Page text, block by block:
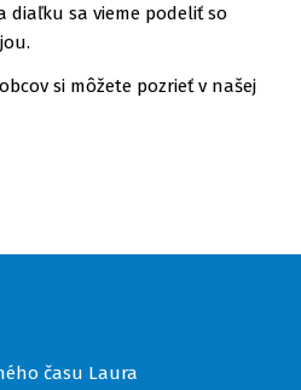
diaľku sa vieme podeliť so
si môžete pozrieť v našej
času Laura